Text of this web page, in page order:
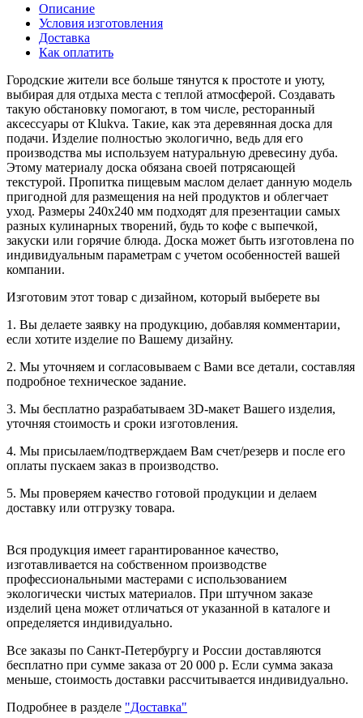
Описание
Условия изготовления
Доставка
Как оплатить
Городские жители все больше тянутся к простоте и уюту,
выбирая для отдыха места с теплой атмосферой. Создавать
такую обстановку помогают, в том числе, ресторанный
аксессуары от Klukva. Такие, как эта деревянная доска для
подачи. Изделие полностью экологично, ведь для его
производства мы используем натуральную древесину дуба.
Этому материалу доска обязана своей потрясающей
текстурой. Пропитка пищевым маслом делает данную модель
пригодной для размещения на ней продуктов и облегчает
уход. Размеры 240х240 мм подходят для презентации самых
разных кулинарных творений, будь то кофе с выпечкой,
закуски или горячие блюда. Доска может быть изготовлена по
индивидуальным параметрам с учетом особенностей вашей
компании.
Изготовим этот товар с дизайном, который выберете вы
1. Вы делаете заявку на продукцию, добавляя комментарии,
если хотите изделие по Вашему дизайну.
2. Мы уточняем и согласовываем с Вами все детали, составляя
подробное техническое задание.
3. Мы бесплатно разрабатываем 3D-макет Вашего изделия,
уточняя стоимость и сроки изготовления.
4. Мы присылаем/подтверждаем Вам счет/резерв и после его
оплаты пускаем заказ в производство.
5. Мы проверяем качество готовой продукции и делаем
доставку или отгрузку товара.
Вся продукция имеет гарантированное качество,
изготавливается на собственном производстве
профессиональными мастерами с использованием
экологически чистых материалов. При штучном заказе
изделий цена может отличаться от указанной в каталоге и
определяется индивидуально.
Все заказы по Санкт-Петербургу и России доставляются
бесплатно при сумме заказа от 20 000 р. Если сумма заказа
меньше, стоимость доставки рассчитывается индивидуально.
Подробнее в разделе "Доставка"